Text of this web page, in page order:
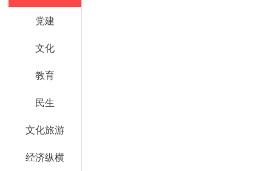
党建
文化
教育
民生
文化旅游
经济纵横